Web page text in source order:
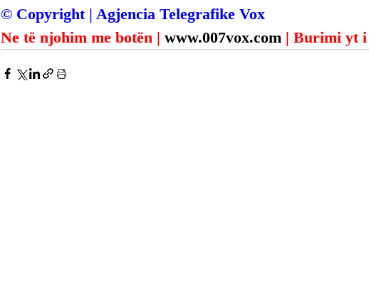
© Copyright | Agjencia Telegrafike Vox
Ne të njohim me botën | www.007vox.com | Burimi yt